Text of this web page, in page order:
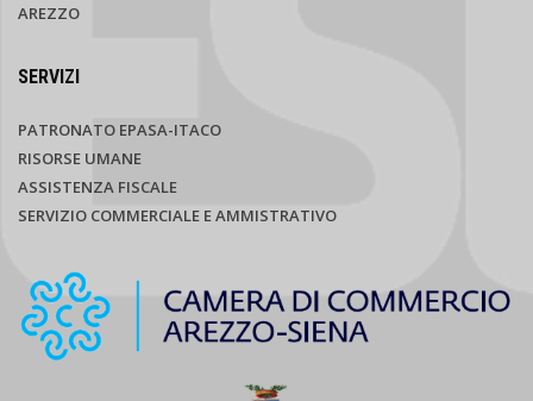
AREZZO
SERVIZI
PATRONATO EPASA-ITACO
RISORSE UMANE
ASSISTENZA FISCALE
SERVIZIO COMMERCIALE E AMMISTRATIVO